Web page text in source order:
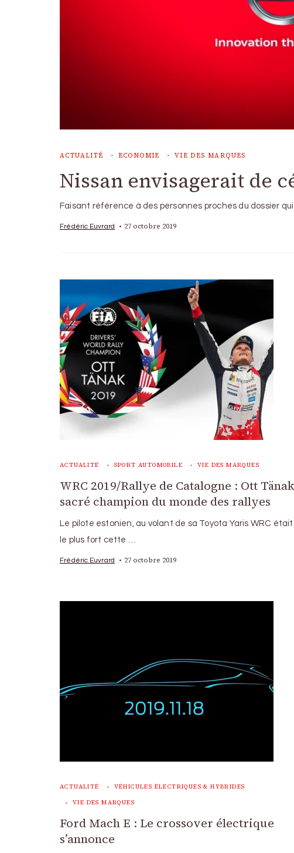
ACTUALITÉ ECONOMIE VIE DES MARQUES
Nissan envisagerait de
Faisant référence à des personnes proches du dossier
Frédéric Euvrard 27 octobre 2019
ACTUALITÉ SPORT AUTOMOBILE VIE DES MARQUES
WRC 2019/Rallye de Catalogne : Ott Tänak
sacré champion du monde des rallyes
Le pilote estonien, au volant de sa Toyota Yaris WRC était
le plus fort cette …
Frédéric Euvrard 27 octobre 2019
ACTUALITÉ VÉHICULES ÉLECTRIQUES & HYBRIDES
VIE DES MARQUES
Ford Mach E : Le crossover électrique
s’annonce